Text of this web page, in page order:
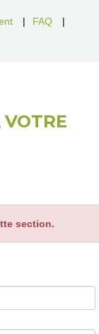
| FAQ
|
VOTRE
section.